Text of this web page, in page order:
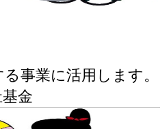
事業に活用します。
金